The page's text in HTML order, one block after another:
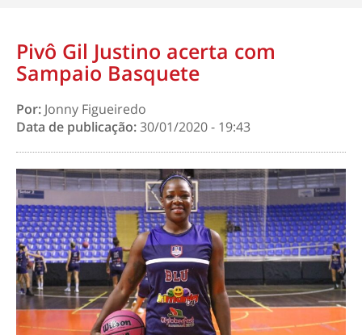
Pivô Gil Justino acerta com
Sampaio Basquete
Por: Jonny Figueiredo
Data de publicação:30/01/2020 - 19:43